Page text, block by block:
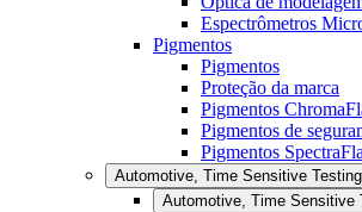
Espectrômetros
Pigmentos
Pigmentos
Proteção da marca
Pigmentos
Pigmentos de
Pigmentos
Automotive, Time Sensitive Testing
Automotive, Time Sensitive